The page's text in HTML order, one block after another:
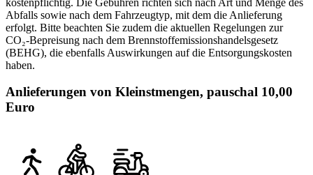
Abfalls sowie nach dem Fahrzeugtyp, mit dem die Anlieferung
erfolgt. Bitte beachten Sie zudem die aktuellen Regelungen zur
CO₂-Bepreisung nach dem Brennstoffemissionshandelsgesetz
(BEHG), die ebenfalls Auswirkungen auf die Entsorgungskosten
haben.
Anlieferungen von Kleinstmengen, pauschal 10,00
Euro